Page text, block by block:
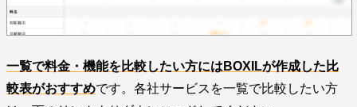
一覧で料金・機能を比較したい方にはBOXILが作成した比
較表がおすすめです。各社サービスを一覧で比較したい方